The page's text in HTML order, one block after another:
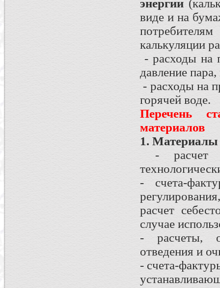
энергии
виде и на
калькуляции
- расходы на
давление
- расходы на
горячей воде.
Перечень
материалов
1. Материалы
- расчет
- счета-
расчет
случае
- расчеты,
отведения и
- счета-